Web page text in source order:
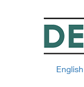
English